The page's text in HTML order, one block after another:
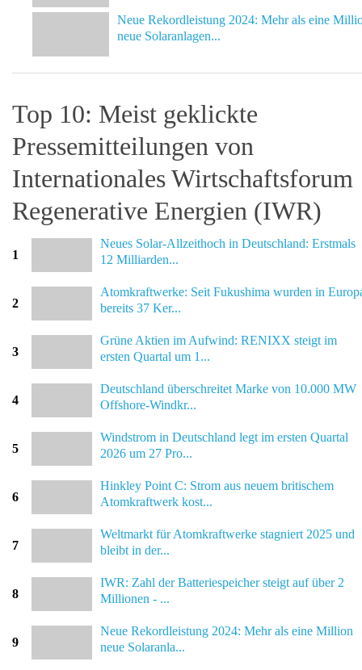
Neue Rekordleistung 2024: Mehr als eine
neue Solaranlagen...
Top 10: Meist geklickte
Pressemitteilungen von
Internationales Wirtschaftsforum
Regenerative Energien (IWR)
1
Neues Solar-Allzeithoch in Deutschland: Erstmals
12 Milliarden...
2
Atomkraftwerke: Seit Fukushima wurden in
bereits 37 Ker...
3
Grüne Aktien im Aufwind: RENIXX steigt im
ersten Quartal um 1...
4
Deutschland überschreitet Marke von 10.000 MW
Offshore-Windkr...
5
Windstrom in Deutschland legt im ersten Quartal
2026 um 27 Pro...
6
Hinkley Point C: Strom aus neuem britischem
Atomkraftwerk kost...
7
Weltmarkt für Atomkraftwerke stagniert 2025 und
bleibt in der...
8
IWR: Zahl der Batteriespeicher steigt auf über 2
Millionen - ...
9
Neue Rekordleistung 2024: Mehr als eine Million
neue Solaranla...